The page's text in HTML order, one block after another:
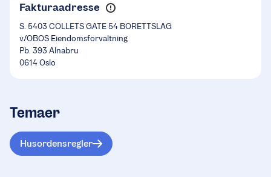
Fakturaadresse
S. 5403 COLLETS GATE 54 BORETTSLAG
v/OBOS Eiendomsforvaltning
Pb. 393 Alnabru
0614 Oslo
Temaer
Husordensregler